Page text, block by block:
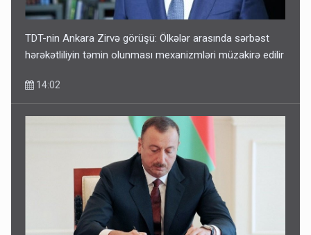
TDT-nin Ankara Zirvə görüşü: Ölkələr arasında sərbəst
hərəkətliliyin təmin olunması mexanizmləri müzakirə edilir
14:02